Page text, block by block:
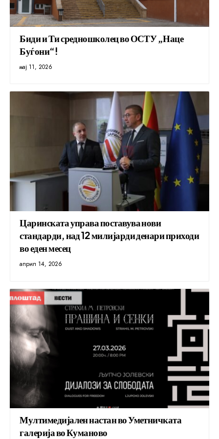
Биди и Ти средношколец во ОСТУ „Наце
Буѓони“!
мај 11, 2026
Царинската управа поставува нови
стандарди, над 12 милијарди денари приходи
во еден месец
април 14, 2026
Мултимедијален настан во Уметничката
галерија во Куманово